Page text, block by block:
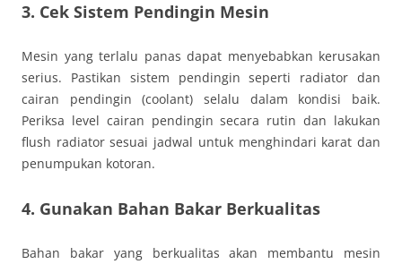
3. Cek Sistem Pendingin Mesin
Mesin yang terlalu panas dapat menyebabkan kerusakan
serius. Pastikan sistem pendingin seperti radiator dan
cairan pendingin (coolant) selalu dalam kondisi baik.
Periksa level cairan pendingin secara rutin dan lakukan
flush radiator sesuai jadwal untuk menghindari karat dan
penumpukan kotoran.
4. Gunakan Bahan Bakar Berkualitas
Bahan bakar yang berkualitas akan membantu mesin